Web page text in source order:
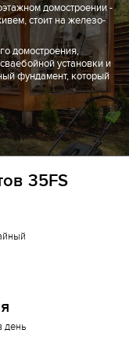
домостроении -
стоит на железо-
домостроения,
установки и
фундамент, который
35FS
день